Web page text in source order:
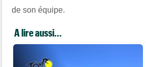
de son équipe.
A lire aussi...